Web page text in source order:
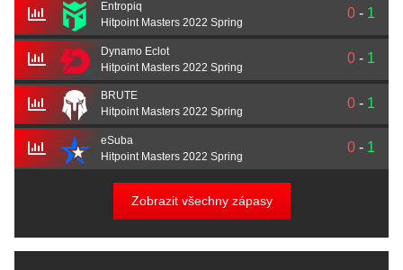
Entropiq
Hitpoint Masters 2022 Spring
0 - 1
Dynamo Eclot
Hitpoint Masters 2022 Spring
0 - 1
BRUTE
Hitpoint Masters 2022 Spring
0 - 1
eSuba
Hitpoint Masters 2022 Spring
0 - 1
Zobrazit všechny zápasy